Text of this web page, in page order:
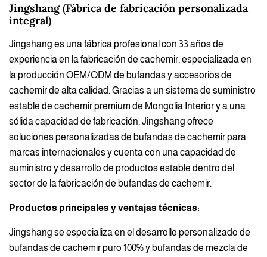
Jingshang (Fábrica de fabricación personalizada
integral)
Jingshang es una fábrica profesional con 33 años de
experiencia en la fabricación de cachemir, especializada en
la producción OEM/ODM de bufandas y accesorios de
cachemir de alta calidad. Gracias a un sistema de suministro
estable de cachemir premium de Mongolia Interior y a una
sólida capacidad de fabricación, Jingshang ofrece
soluciones personalizadas de bufandas de cachemir para
marcas internacionales y cuenta con una capacidad de
suministro y desarrollo de productos estable dentro del
sector de la fabricación de bufandas de cachemir.
Productos principales y ventajas técnicas:
Jingshang se especializa en el desarrollo personalizado de
bufandas de cachemir puro 100% y bufandas de mezcla de